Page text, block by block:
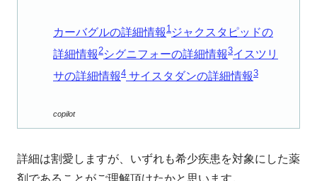
カーバグルの詳細情報 1 ジャクスタピッドの
詳細情報 2シグニフォーの詳細情報3イスツリ
サの詳細情報4 サイスタダンの詳細情報3
copilot
詳細は割愛しますが、いずれも希少疾患を対象にした薬
剤であることがご理解頂けたかと思います。